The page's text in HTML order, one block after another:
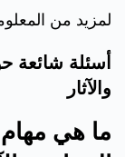
لمزيد من
أسئلة شائعة
والآثار
ما هي مهام